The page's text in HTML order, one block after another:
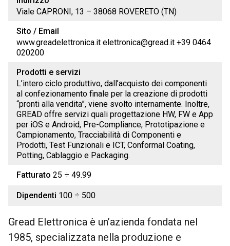
Viale CAPRONI, 13 – 38068 ROVERETO (TN)
Sito / Email
www.greadelettronica.it elettronica@gread.it +39 0464
020200
Prodotti e servizi
L’intero ciclo produttivo, dall’acquisto dei componenti
al confezionamento finale per la creazione di prodotti
“pronti alla vendita”, viene svolto internamente. Inoltre,
GREAD offre servizi quali progettazione HW, FW e App
per iOS e Android, Pre-Compliance, Prototipazione e
Campionamento, Tracciabilità di Componenti e
Prodotti, Test Funzionali e ICT, Conformal Coating,
Potting, Cablaggio e Packaging.
Fatturato 25 ÷ 49.99
Dipendenti 100 ÷ 500
Gread Elettronica è un’azienda fondata nel
1985, specializzata nella produzione e